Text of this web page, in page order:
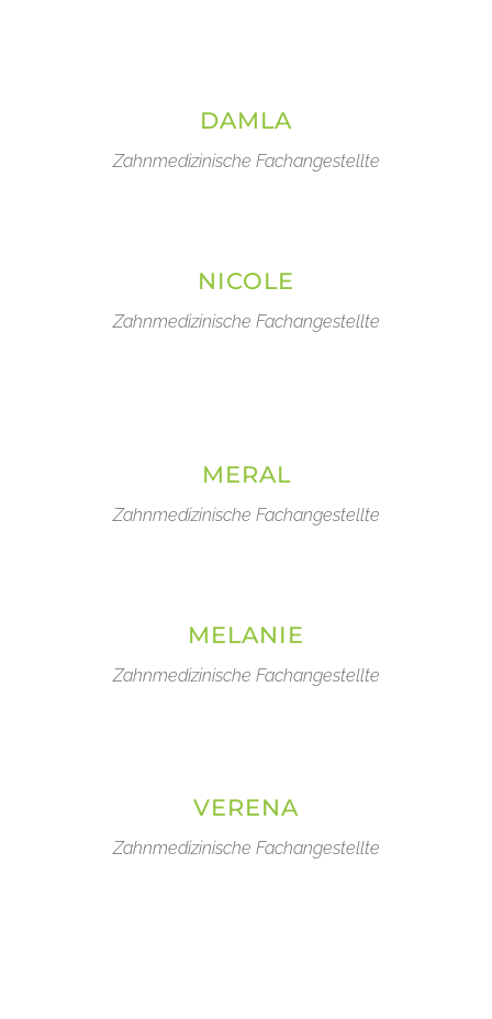
DAMLA
Zahnmedizinische Fachangestellte
NICOLE
Zahnmedizinische Fachangestellte
MERAL
Zahnmedizinische Fachangestellte
MELANIE
Zahnmedizinische Fachangestellte
VERENA
Zahnmedizinische Fachangestellte